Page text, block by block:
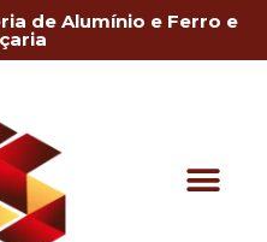
de Alumínio e Ferro e